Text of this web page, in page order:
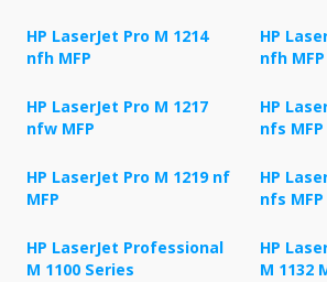
HP LaserJet Pro M 1214
nfh MFP
HP
nfh MFP
HP LaserJet Pro M 1217
nfw MFP
HP
nfs MFP
HP LaserJet Pro M 1219 nf
MFP
HP
nfs MFP
HP LaserJet Professional
M 1100 Series
HP
M 1132